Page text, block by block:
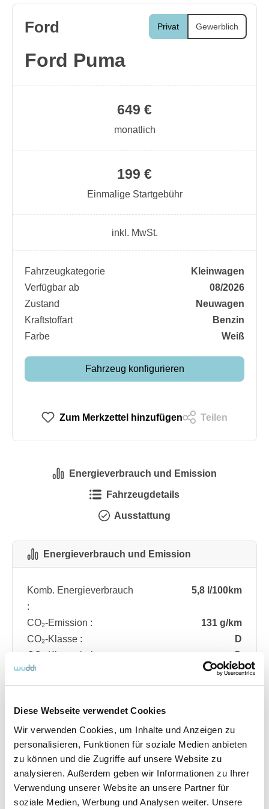
Diese Webseite verwendet Cookies
Wir verwenden Cookies, um Inhalte und Anzeigen zu
personalisieren, Funktionen für soziale Medien anbieten
zu können und die Zugriffe auf unsere Website zu
analysieren. Außerdem geben wir Informationen zu Ihrer
Verwendung unserer Website an unsere Partner für
soziale Medien, Werbung und Analysen weiter. Unsere
Privat Gewerblich
Ford
Ford Puma
199 €
Einmalige Startgebühr
649 €
monatlich
inkl. MwSt.
Fahrzeugkategorie
Kleinwagen
Verfügbar ab
08/2026
Zustand
Neuwagen
Kraftstoffart
Benzin
Farbe
Weiß
Fahrzeug konfigurieren
Zum Merkzettel hinzufügen Teilen
Energieverbrauch und Emission
Fahrzeugdetails
Ausstattung
Energieverbrauch und Emission
Komb. Energieverbrauch
:
5,8 l/100km
CO₂-Emission :
131 g/km
CO₂-Klasse :
D
CO₂-Klasse bei
entladener Batterie :
D
Fahrzeugdetails
Angebotsnummer
ABO74.76
Ausstattungslinie
ST Line
Verfügbar ab